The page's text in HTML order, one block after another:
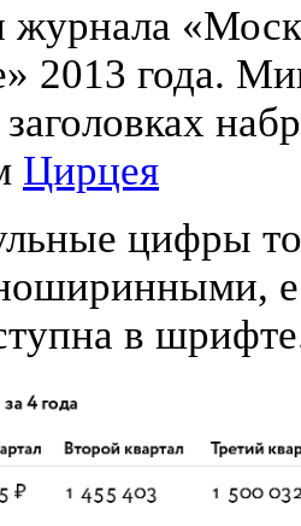
2013 года.
Цирцея
цифры
в